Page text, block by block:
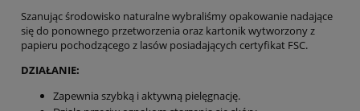
Szanując środowisko naturalne wybraliśmy opakowanie nadające
się do ponownego przetworzenia oraz kartonik wytworzony z
papieru pochodzącego z lasów posiadających certyfikat FSC.
DZIAŁANIE:
Zapewnia szybką i aktywną pielęgnację.